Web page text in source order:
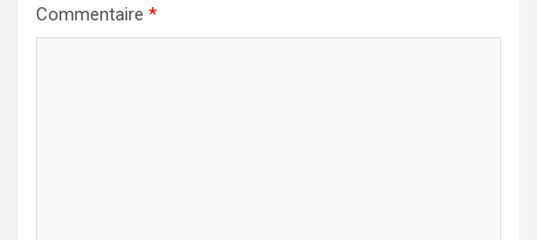
Commentaire *